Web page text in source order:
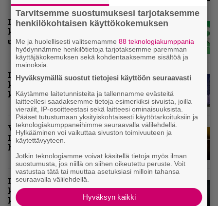
Inferno valikoi vuoden 2025
kovimmat levyt – tässä
ulkomaisten kärkikymmenikkö
Inferno valitsi vuoden 2025
kovimmat levyt – tässä kotimaan
kärkikymmenikkö
Vuoden 2024 raskaimmat – tässä
Infernon toimituskunnan
henkilökohtaiset kärkiviisikot
Inferno valitsi vuoden 2024
kovimmat albumit – tässä
kotimaisten kymmenen parasta
Tarvitsemme suostumuksesi tarjotaksemme
henkilökohtaisen käyttökokemuksen
Me ja huolellisesti valitsemamme88 teknologiakumppania
hyödynnämme henkilötietoja tarjotaksemme paremman
käyttäjäkokemuksen sekä kohdentaaksemme sisältöä ja
mainoksia.
Hyväksymällä suostut tietojesi käyttöön seuraavasti
Käytämme laitetunnisteita ja tallennamme evästeitä
laitteellesi saadaksemme tietoja esimerkiksi sivuista, joilla
vierailit, IP-osoitteestasi sekä laitteesi ominaisuuksista.
Pääset tutustumaan yksityiskohtaisesti käyttötarkoituksiin ja
teknologiakumppaneihimme seuraavalla välilehdellä.
Hylkääminen voi vaikuttaa sivuston toimivuuteen ja
käytettävyyteen.
Jotkin teknologiamme voivat käsitellä tietoja myös ilman
suostumusta, jos niillä on siihen oikeutettu peruste. Voit
vastustaa tätä tai muuttaa asetuksiasi milloin tahansa
seuraavalla välilehdellä.
Hyväksyn kaikki